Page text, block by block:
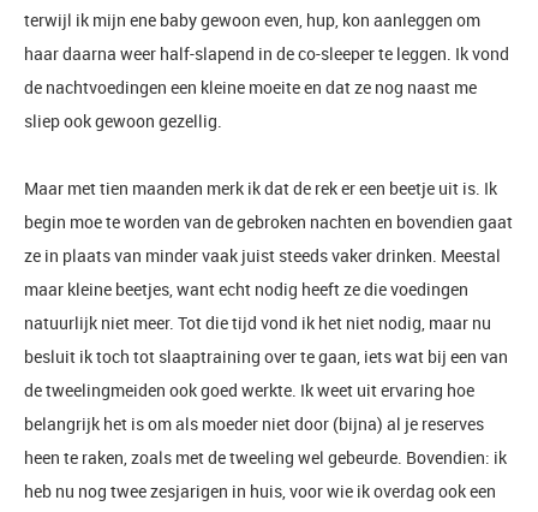
terwijl ik mijn ene baby gewoon even, hup, kon aanleggen om
haar daarna weer half-slapend in de co-sleeper te leggen. Ik vond
de nachtvoedingen een kleine moeite en dat ze nog naast me
sliep ook gewoon gezellig.
Maar met tien maanden merk ik dat de rek er een beetje uit is. Ik
begin moe te worden van de gebroken nachten en bovendien gaat
ze in plaats van minder vaak juist steeds vaker drinken. Meestal
maar kleine beetjes, want echt nodig heeft ze die voedingen
natuurlijk niet meer. Tot die tijd vond ik het niet nodig, maar nu
besluit ik toch tot slaaptraining over te gaan, iets wat bij een van
de tweelingmeiden ook goed werkte. Ik weet uit ervaring hoe
belangrijk het is om als moeder niet door (bijna) al je reserves
heen te raken, zoals met de tweeling wel gebeurde. Bovendien: ik
heb nu nog twee zesjarigen in huis, voor wie ik overdag ook een